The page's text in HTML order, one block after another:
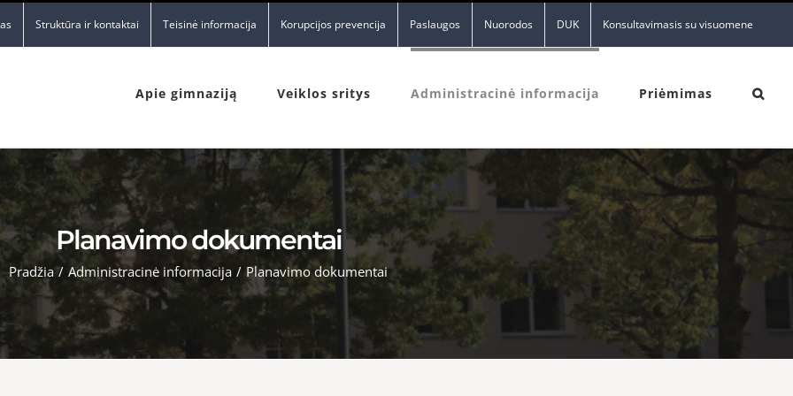
Struktūra ir kontaktai Teisinė informacija Korupcijos prevencija Paslaugos Nuorodos DUK Konsultavimasis su visuomene
Apie gimnaziją Veiklos sritys Administracinė informacija Priėmimas
Planavimo dokumentai
Pradžia / Administracinė informacija / Planavimo dokumentai